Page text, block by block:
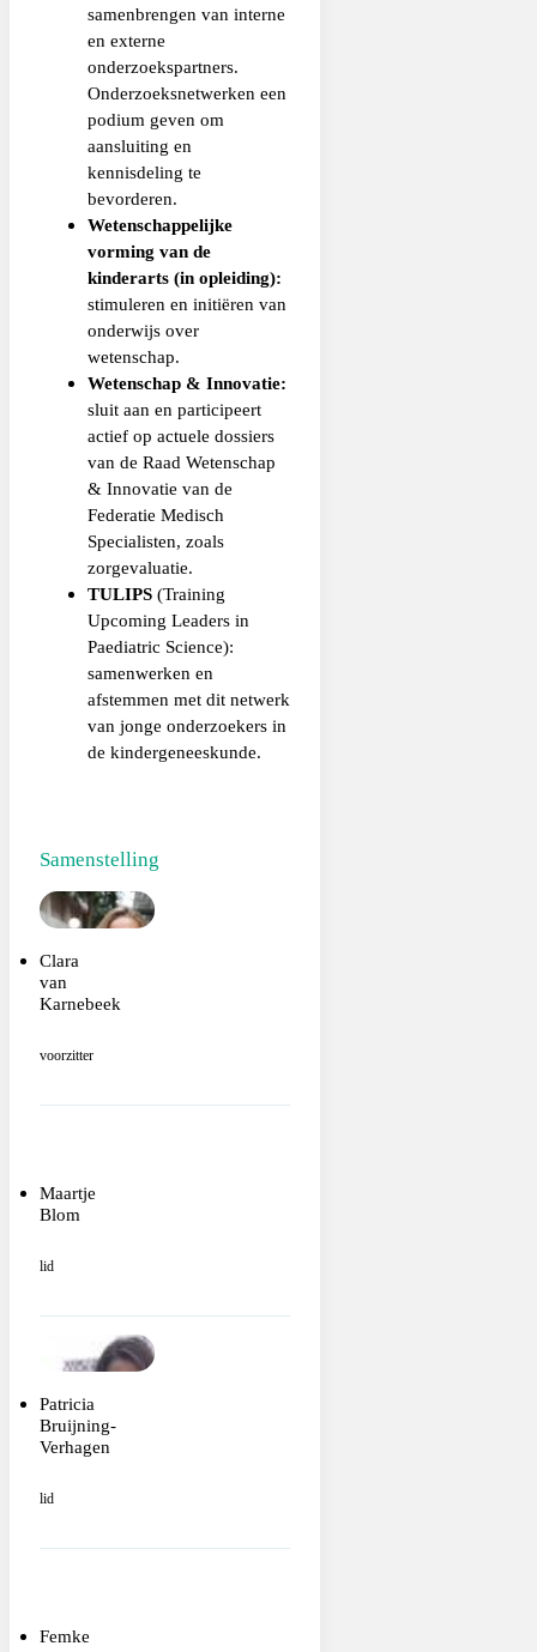
samenbrengen van interne
en externe
onderzoekspartners.
Onderzoeksnetwerken een
podium geven om
aansluiting en
kennisdeling te
bevorderen.
Wetenschappelijke
vorming van de
kinderarts (in opleiding):
stimuleren en initiëren van
onderwijs over
wetenschap.
Wetenschap & Innovatie:
sluit aan en participeert
actief op actuele dossiers
van de Raad Wetenschap
& Innovatie van de
Federatie Medisch
Specialisten, zoals
zorgevaluatie.
TULIPS (Training
Upcoming Leaders in
Paediatric Science):
samenwerken en
afstemmen met dit netwerk
van jonge onderzoekers in
de kindergeneeskunde.
Samenstelling
Clara
van
Karnebeek
voorzitter
Maartje
Blom
lid
Patricia
Bruijning-
Verhagen
lid
Femke